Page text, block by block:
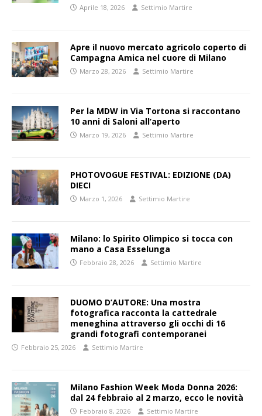
Aprile 18, 2026 Settimio Martire
Apre il nuovo mercato agricolo coperto di
Campagna Amica nel cuore di Milano
Marzo 28, 2026 Settimio Martire
Per la MDW in Via Tortona si raccontano
10 anni di Saloni all’aperto
Marzo 19, 2026 Settimio Martire
PHOTOVOGUE FESTIVAL: EDIZIONE (DA)
DIECI
Marzo 1, 2026 Settimio Martire
Milano: lo Spirito Olimpico si tocca con
mano a Casa Esselunga
Febbraio 28, 2026 Settimio Martire
DUOMO D’AUTORE: Una mostra
fotografica racconta la cattedrale
meneghina attraverso gli occhi di 16
grandi fotografi contemporanei
Febbraio 25, 2026 Settimio Martire
Milano Fashion Week Moda Donna 2026:
dal 24 febbraio al 2 marzo, ecco le novità
Febbraio 8, 2026 Settimio Martire